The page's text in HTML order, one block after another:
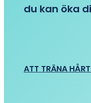
du kan öka
ATT TRÄNA